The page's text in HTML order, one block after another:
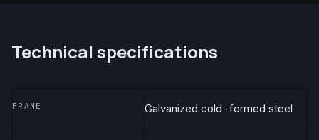
Technical specifications
FRAME Galvanized cold-formed steel